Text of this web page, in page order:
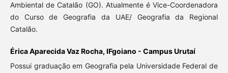
Ambiental de Catalão (GO). Atualmente é Vice-Coordenadora
do Curso de Geografia da UAE/ Geografia da Regional
Catalão.
Érica Aparecida Vaz Rocha, IFgoiano - Campus Urutaí
Possui graduação em Geografia pela Universidade Federal de